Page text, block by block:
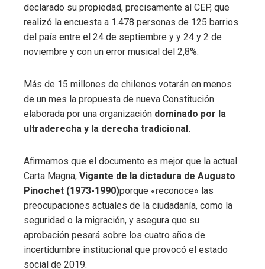
declarado su propiedad, precisamente al CEP, que
realizó la encuesta a 1.478 personas de 125 barrios
del país entre el 24 de septiembre y y 24 y 2 de
noviembre y con un error musical del 2,8%.
Más de 15 millones de chilenos votarán en menos
de un mes la propuesta de nueva Constitución
elaborada por una organización dominado por la
ultraderecha y la derecha tradicional.
Afirmamos que el documento es mejor que la actual
Carta Magna, Vigante de la dictadura de Augusto
Pinochet (1973-1990)porque «reconoce» las
preocupaciones actuales de la ciudadanía, como la
seguridad o la migración, y asegura que su
aprobación pesará sobre los cuatro años de
incertidumbre institucional que provocó el estado
social de 2019.